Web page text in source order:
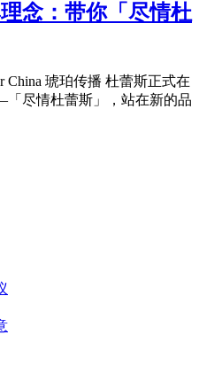
念：带你「尽情杜
China 琥珀传播 杜蕾斯正式在
尽情杜蕾斯」，站在新的品